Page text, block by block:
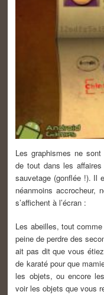
Les graphismes ne
de tout dans les
sauvetage (gonflée !). Il
néanmoins accrocheur,
s’affichent à l’écran :
Les abeilles, tout
peine de perdre des
ait pas dit que vous
de karaté pour que
les objets, ou encore
voir les objets que vous